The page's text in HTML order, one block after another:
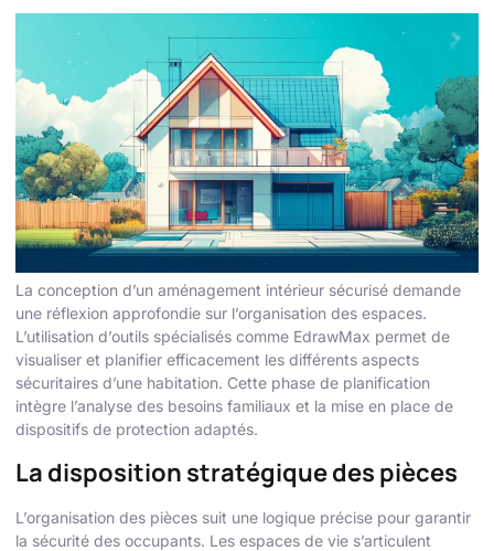
La conception d’un aménagement intérieur sécurisé demande
une réflexion approfondie sur l’organisation des espaces.
L’utilisation d’outils spécialisés comme EdrawMax permet de
visualiser et planifier efficacement les différents aspects
sécuritaires d’une habitation. Cette phase de planification
intègre l’analyse des besoins familiaux et la mise en place de
dispositifs de protection adaptés.
La disposition stratégique des pièces
L’organisation des pièces suit une logique précise pour garantir
la sécurité des occupants. Les espaces de vie s’articulent